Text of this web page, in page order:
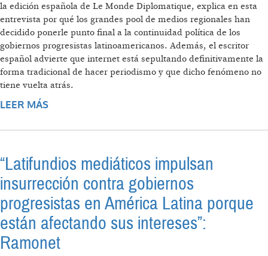
la edición española de Le Monde Diplomatique, explica en esta
entrevista por qué los grandes pool de medios regionales han
decidido ponerle punto final a la continuidad política de los
gobiernos progresistas latinoamericanos. Además, el escritor
español advierte que internet está sepultando definitivamente la
forma tradicional de hacer periodismo y que dicho fenómeno no
tiene vuelta atrás.
LEER MÁS
“Latifundios mediáticos impulsan
insurrección contra gobiernos
progresistas en América Latina porque
están afectando sus intereses”:
Ramonet